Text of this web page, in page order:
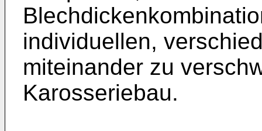
individuellen,
miteinander zu
Karosseriebau.